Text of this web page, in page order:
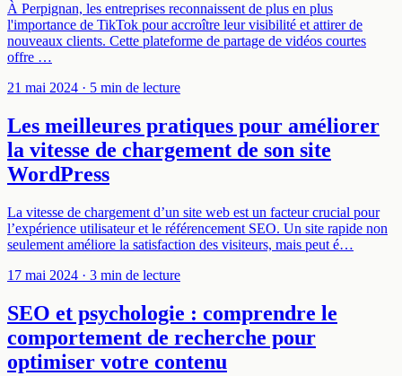
À Perpignan, les entreprises reconnaissent de plus en plus
l'importance de TikTok pour accroître leur visibilité et attirer de
nouveaux clients. Cette plateforme de partage de vidéos courtes
offre …
21 mai 2024 · 5 min de lecture
Les meilleures pratiques pour améliorer
la vitesse de chargement de son site
WordPress
La vitesse de chargement d’un site web est un facteur crucial pour
l’expérience utilisateur et le référencement SEO. Un site rapide non
seulement améliore la satisfaction des visiteurs, mais peut é…
17 mai 2024 · 3 min de lecture
SEO et psychologie : comprendre le
comportement de recherche pour
optimiser votre contenu